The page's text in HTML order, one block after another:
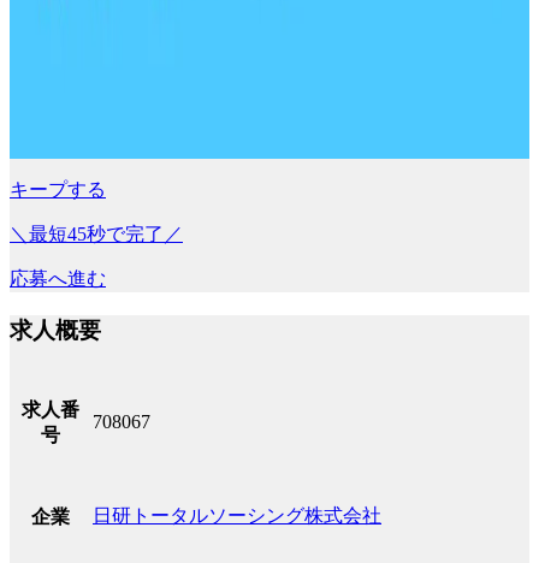
キープする
＼最短45秒で完了／
応募へ進む
求人概要
求人番
号
708067
企業 日研トータルソーシング株式会社